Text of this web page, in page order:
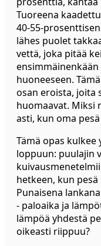
Tuoreena
40-55-
lähes puolet
vettä, joka pitää
huoneeseen.
osan eroista, joita
huomaavat. Miksi
asti, kun oma
Tämä opas
loppuun: puulajin
hetkeen, kun
Punaisena
- paloaika ja
lämpöä yhdestä
oikeasti riippuu?